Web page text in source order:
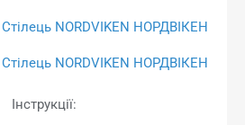
NORDVIKEN НОРДВІКЕН
NORDVIKEN НОРДВІКЕН
Інструкції: